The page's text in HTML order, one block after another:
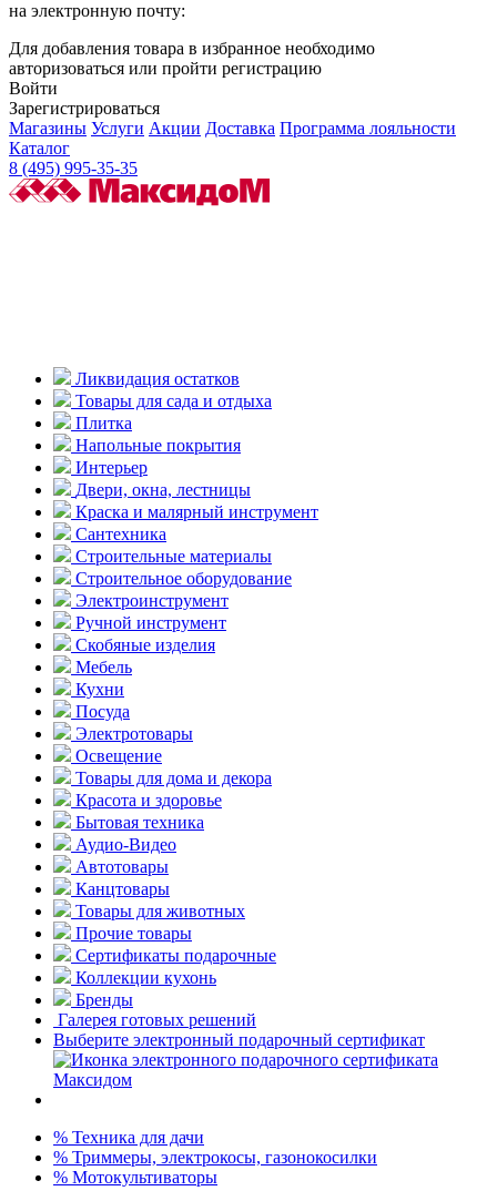
на электронную почту:
Для добавления товара в избранное необходимо
авторизоваться или пройти регистрацию
Войти
Зарегистрироваться
Магазины Услуги Акции Доставка Программа лояльности
Каталог
8 (495) 995-35-35
Ликвидация остатков
Товары для сада и отдыха
Плитка
Напольные покрытия
Интерьер
Двери, окна, лестницы
Краска и малярный инструмент
Сантехника
Строительные материалы
Строительное оборудование
Электроинструмент
Ручной инструмент
Скобяные изделия
Мебель
Кухни
Посуда
Электротовары
Освещение
Товары для дома и декора
Красота и здоровье
Бытовая техника
Аудио-Видео
Автотовары
Канцтовары
Товары для животных
Прочие товары
Сертификаты подарочные
Коллекции кухонь
Бренды
Галерея готовых решений
Выберите электронный подарочный сертификат
% Техника для дачи
% Триммеры, электрокосы, газонокосилки
% Мотокультиваторы